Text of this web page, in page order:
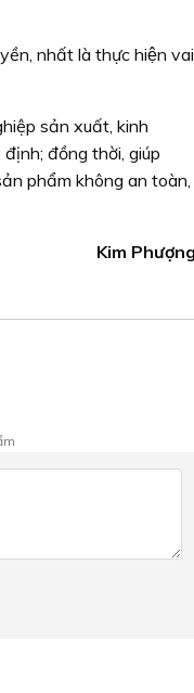
nhất là thực hiện vai
sản xuất, kinh
đồng thời, giúp
phẩm không an toàn,
Kim Phượng